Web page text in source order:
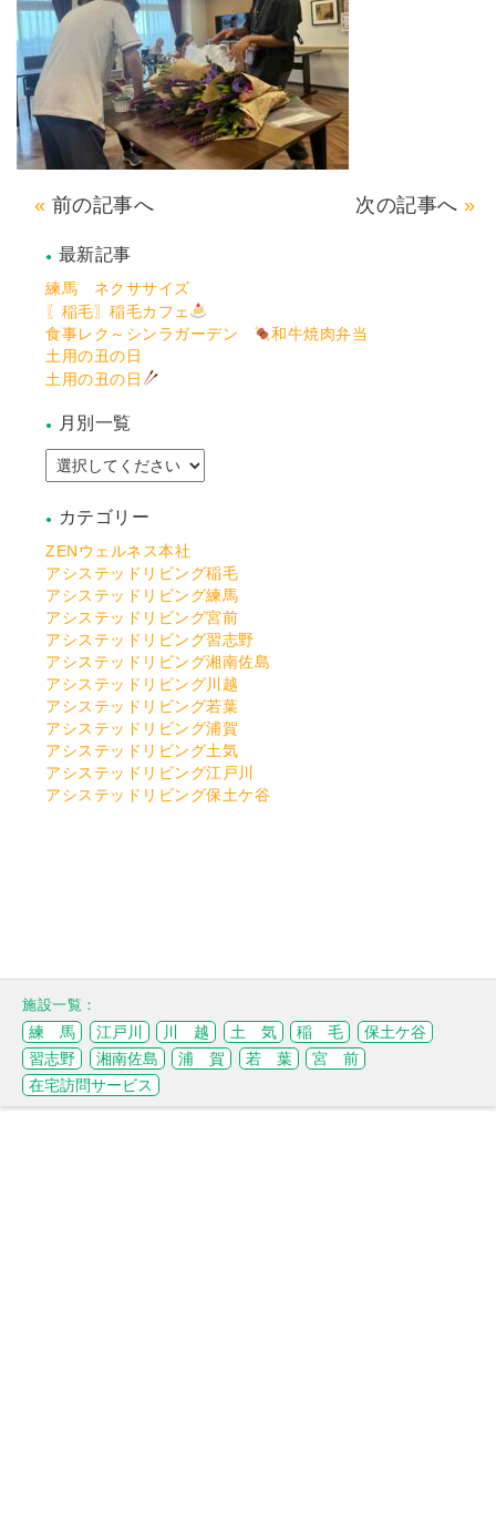
前の記事へ 次の記事へ
最新記事
練馬 ネクササイズ
〖稲毛〗稲毛カフェ
食事レク～シンラガーデン
和牛焼肉弁当
土用の丑の日
土用の丑の日
月別一覧
カテゴリー
ZENウェルネス本社
アシステッドリビング稲毛
アシステッドリビング練馬
アシステッドリビング宮前
アシステッドリビング習志野
アシステッドリビング湘南佐島
アシステッドリビング川越
アシステッドリビング若葉
アシステッドリビング浦賀
アシステッドリビング土気
アシステッドリビング江戸川
アシステッドリビング保土ケ谷
練 馬 江戸川 川 越 土 気 稲 毛
保土ケ谷
習志野
湘南佐島 浦 賀 若 葉
宮 前
在宅訪問サービス